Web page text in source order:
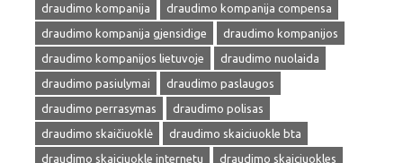
draudimo kompanija
draudimo kompanija compensa
draudimo kompanija gjensidige
draudimo kompanijos
draudimo kompanijos lietuvoje
draudimo nuolaida
draudimo pasiulymai
draudimo paslaugos
draudimo perrasymas
draudimo polisas
draudimo skaičiuoklė
draudimo skaiciuokle bta
draudimo skaiciuokle internetu
draudimo skaiciuokles